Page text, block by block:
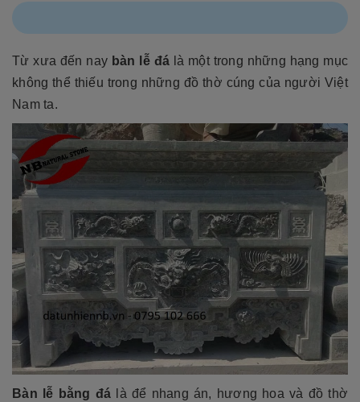
Từ xưa đến nay bàn lễ đá là một trong những hạng mục
không thể thiếu trong những đồ thờ cúng của người Việt
Nam ta.
Bàn lễ bằng đá là để nhang án, hương hoa và đồ thờ